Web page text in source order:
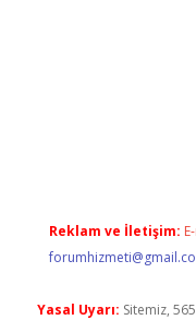
Reklam ve İletişim:
Yasal Uyarı: Sitemiz,